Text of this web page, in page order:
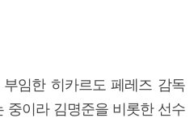
임한 히카르도 페레즈 감독
중이라 김명준을 비롯한 선수